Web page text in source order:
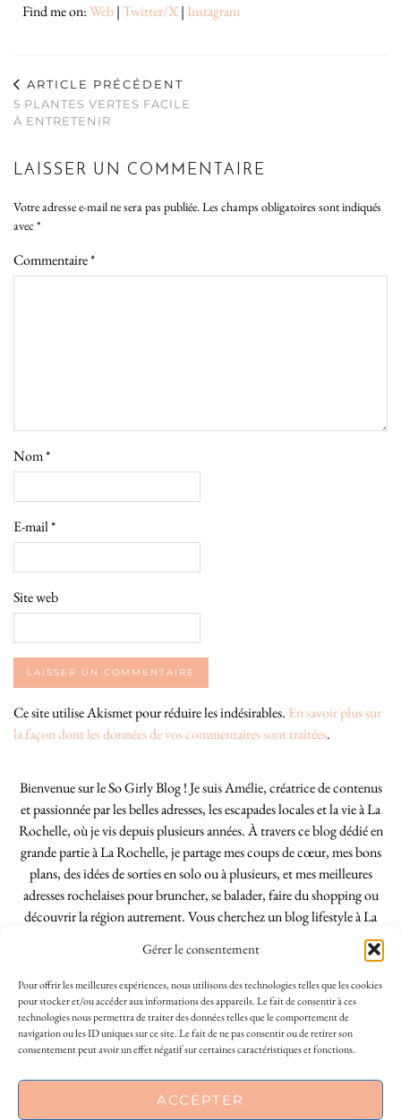
Gérer le consentement
Pour offrir les meilleures expériences, nous utilisons des technologies telles que les cookies
pour stocker et/ou accéder aux informations des appareils. Le fait de consentir à ces
technologies nous permettra de traiter des données telles que le comportement de
navigation ou les ID uniques sur ce site. Le fait de ne pas consentir ou de retirer son
consentement peut avoir un effet négatif sur certaines caractéristiques et fonctions.
ACCEPTER
Find me on:Web|Twitter/X| Instagram
ARTICLE PRÉCÉDENT
5 PLANTES VERTES FACILE
À ENTRETENIR
LAISSER UN COMMENTAIRE
Votre adresse e-mail ne sera pas publiée.Les champs obligatoires sont indiqués
avec *
Commentaire*
Nom*
E-mail*
Site web
Ce site utilise Akismet pour réduire les indésirables. En savoir plus sur
la façon dont les données de vos commentaires sont traitées.
Bienvenue sur le So Girly Blog ! Je suis Amélie, créatrice de contenus
et passionnée par les belles adresses, les escapades locales et la vie à La
Rochelle, où je vis depuis plusieurs années. À travers ce blog dédié en
grande partie à La Rochelle, je partage mes coups de cœur, mes bons
plans, des idées de sorties en solo ou à plusieurs, et mes meilleures
adresses rochelaises pour bruncher, se balader, faire du shopping ou
découvrir la région autrement. Vous cherchez un blog lifestyle à La
Rochelle, tenu par une locale ? Vous êtes au bon endroit. Que vous
soyez Rochelais·e ou de passage dans notre belle ville, j’espère que mes
articles vous aideront à profiter de La Rochelle comme un·e vrai·e
initié·e. !
FACEBOOK | 18200